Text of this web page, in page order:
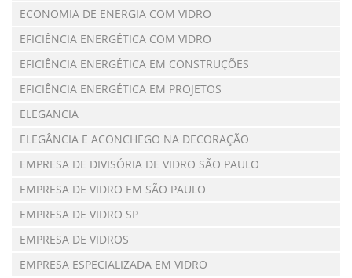
ECONOMIA DE ENERGIA COM VIDRO
EFICIÊNCIA ENERGÉTICA COM VIDRO
EFICIÊNCIA ENERGÉTICA EM CONSTRUÇÕES
EFICIÊNCIA ENERGÉTICA EM PROJETOS
ELEGANCIA
ELEGÂNCIA E ACONCHEGO NA DECORAÇÃO
EMPRESA DE DIVISÓRIA DE VIDRO SÃO PAULO
EMPRESA DE VIDRO EM SÃO PAULO
EMPRESA DE VIDRO SP
EMPRESA DE VIDROS
EMPRESA ESPECIALIZADA EM VIDRO